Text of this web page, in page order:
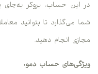
در این حساب، بروکر به‌جای
شما می‌گذارد تا بتوانید
مجازی انجام دهید.
ویژگی‌های حساب دمو: